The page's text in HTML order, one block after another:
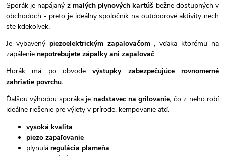
Sporák je napájaný z malých plynových kartúš bežne dostupných v
obchodoch - preto je ideálny spoločník na outdoorové aktivity nech
ste kdekoľvek.
Je vybavený piezoelektrickým zapaľovačom, vďaka ktorému na
zapálenie nepotrebujete zápalky ani zapaľovač .
Horák má po obvode výstupky zabezpečujúce rovnomerné
zahriatie povrchu.
Ďalšou výhodou sporáka je nadstavec na grilovanie, čo z neho robí
ideálne riešenie pre výlety v prírode, kempovanie atď.
vysoká kvalita
piezo zapaľovanie
plynulá regulácia plameňa